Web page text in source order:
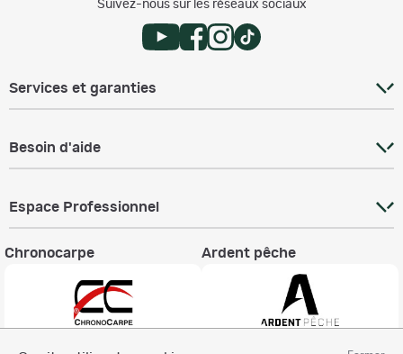
Suivez-nous sur les réseaux sociaux
Services et garanties
Besoin d'aide
Espace Professionnel
Chronocarpe Ardent pêche